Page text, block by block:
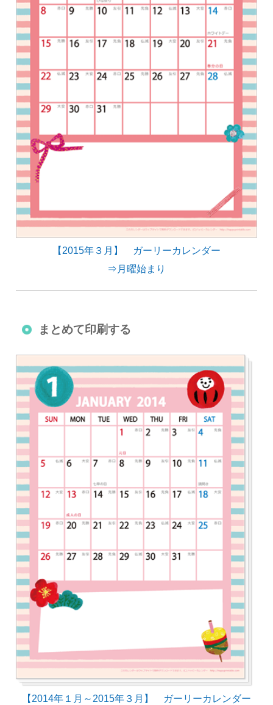
【2015年３月】 ガーリーカレンダー
⇒月曜始まり
まとめて印刷する
【2014年１月～2015年３月】 ガーリーカレンダー